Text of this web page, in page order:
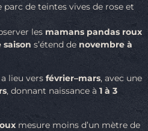
de teintes vives de rose et
les mamans pandas roux
saison s’étend de novembre à
lieu vers février–mars, avec une
, donnant naissance à 1 à 3
mesure moins d’un mètre de